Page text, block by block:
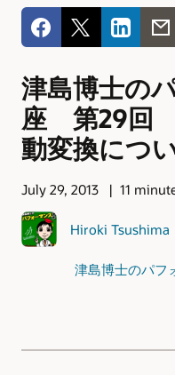
津島博士の
座 第29回
動変換につ
July 29, 2013 11
Hiroki Tsushima
津島博士のパ